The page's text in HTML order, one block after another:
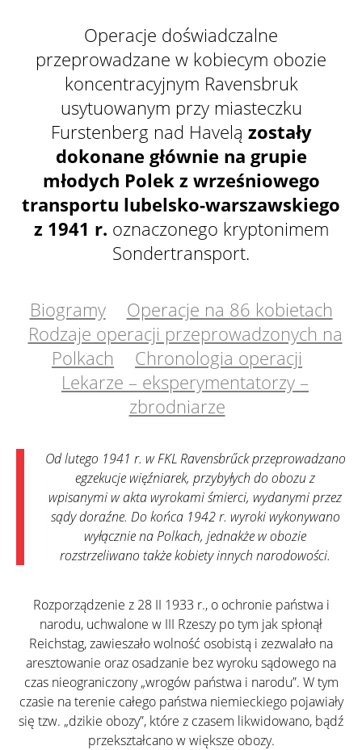
Operacje doświadczalne
przeprowadzane w kobiecym obozie
koncentracyjnym Ravensbruk
usytuowanym przy miasteczku
Furstenberg nad Havelą zostały
dokonane głównie na grupie
młodych Polek z wrześniowego
transportu lubelsko-warszawskiego
z 1941 r. oznaczonego kryptonimem
Sondertransport.
Biogramy
Operacje na 86 kobietach
Rodzaje operacji przeprowadzonych na
Polkach
Chronologia operacji
Lekarze – eksperymentatorzy –
zbrodniarze
Od lutego 1941 r. w FKL Ravensbrűck przeprowadzano
egzekucje więźniarek, przybyłych do obozu z
wpisanymi w akta wyrokami śmierci, wydanymi przez
sądy doraźne. Do końca 1942 r. wyroki wykonywano
wyłącznie na Polkach, jednakże w obozie
rozstrzeliwano także kobiety innych narodowości.
Rozporządzenie z 28 II 1933 r., o ochronie państwa i
narodu, uchwalone w III Rzeszy po tym jak spłonął
Reichstag, zawieszało wolność osobistą i zezwalało na
aresztowanie oraz osadzanie bez wyroku sądowego na
czas nieograniczony „wrogów państwa i narodu”. W tym
czasie na terenie całego państwa niemieckiego pojawiały
się tzw. „dzikie obozy”, które z czasem likwidowano, bądź
przekształcano w większe obozy.